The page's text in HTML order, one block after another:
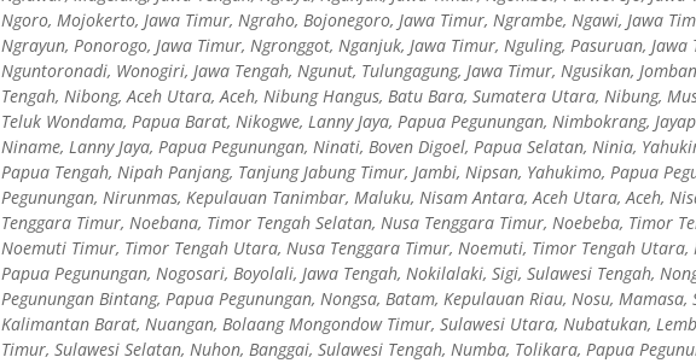
Ngoro, Mojokerto, Jawa Timur, Ngraho, Bojonegoro, Jawa Timur, Ngrambe, Ngawi, Jawa
Ngrayun, Ponorogo, Jawa Timur, Ngronggot, Nganjuk, Jawa Timur, Nguling, Pasuruan,
Nguntoronadi, Wonogiri, Jawa Tengah, Ngunut, Tulungagung, Jawa Timur, Ngusikan,
Tengah, Nibong, Aceh Utara, Aceh, Nibung Hangus, Batu Bara, Sumatera Utara, Nibung,
Teluk Wondama, Papua Barat, Nikogwe, Lanny Jaya, Papua Pegunungan, Nimbokrang,
Niname, Lanny Jaya, Papua Pegunungan, Ninati, Boven Digoel, Papua Selatan, Ninia,
Papua Tengah, Nipah Panjang, Tanjung Jabung Timur, Jambi, Nipsan, Yahukimo, Papua
Pegunungan, Nirunmas, Kepulauan Tanimbar, Maluku, Nisam Antara, Aceh Utara, Aceh,
Tenggara Timur, Noebana, Timor Tengah Selatan, Nusa Tenggara Timur, Noebeba, Timor
Noemuti Timur, Timor Tengah Utara, Nusa Tenggara Timur, Noemuti, Timor Tengah Utara,
Papua Pegunungan, Nogosari, Boyolali, Jawa Tengah, Nokilalaki, Sigi, Sulawesi Tengah,
Pegunungan Bintang, Papua Pegunungan, Nongsa, Batam, Kepulauan Riau, Nosu, Mamasa,
Kalimantan Barat, Nuangan, Bolaang Mongondow Timur, Sulawesi Utara, Nubatukan,
Timur, Sulawesi Selatan, Nuhon, Banggai, Sulawesi Tengah, Numba, Tolikara, Papua